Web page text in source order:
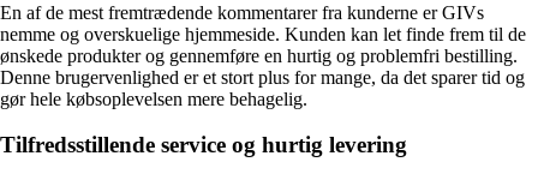
En af de mest fremtrædende kommentarer fra kunderne er GIVs
nemme og overskuelige hjemmeside. Kunden kan let finde frem til de
ønskede produkter og gennemføre en hurtig og problemfri bestilling.
Denne brugervenlighed er et stort plus for mange, da det sparer tid og
gør hele købsoplevelsen mere behagelig.
Tilfredsstillende service og hurtig levering